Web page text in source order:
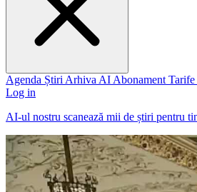
Agenda Știri Arhiva AI Abonament Tarife
Log in
AI-ul nostru scanează mii de știri pentru